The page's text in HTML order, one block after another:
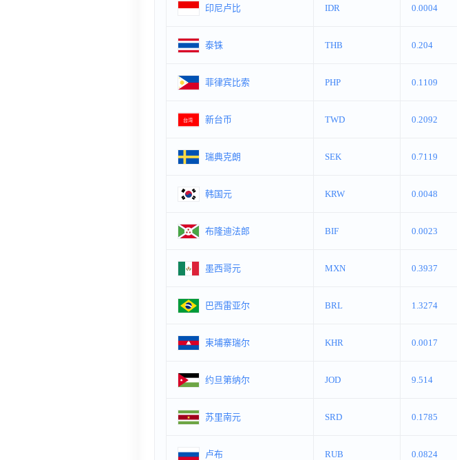
印尼卢比 IDR 0.0004
泰铢 THB 0.204
菲律宾比索 PHP 0.1109
新台币 TWD 0.2092
瑞典克朗 SEK 0.7119
韩国元 KRW 0.0048
布隆迪法郎 BIF 0.0023
墨西哥元 MXN 0.3937
巴西雷亚尔 BRL 1.3274
柬埔寨瑞尔 KHR 0.0017
约旦第纳尔 JOD 9.514
苏里南元 SRD 0.1785
卢布 RUB 0.0824